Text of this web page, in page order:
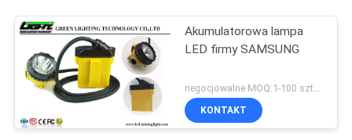
Akumulatorowa lampa
LED firmy SAMSUNG
negocjowalne MOQ:1-100 sztuk
KONTAKT